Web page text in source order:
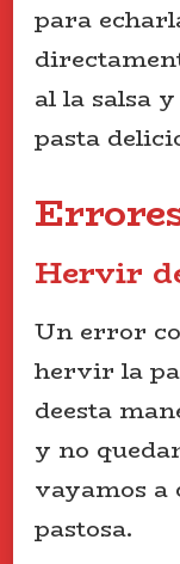
para
al la salsa
pasta
Hervir
Un error
hervir la
deesta
y no
vayamos a
pastosa.